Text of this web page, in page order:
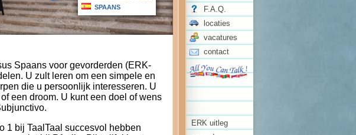
F.A.Q.
locaties
vacatures
contact
ERK uitleg
SPAANS
Spaans voor gevorderden (ERK-
U zult leren om een simpele en
die u persoonlijk interesseren. U
een droom. U kunt een doel of wens
1 bij TaalTaal succesvol hebben